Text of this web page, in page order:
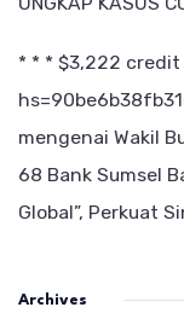
* * * $3,222 credit
mengenai Wakil
68 Bank Sumsel
Global”, Perkuat
Archives